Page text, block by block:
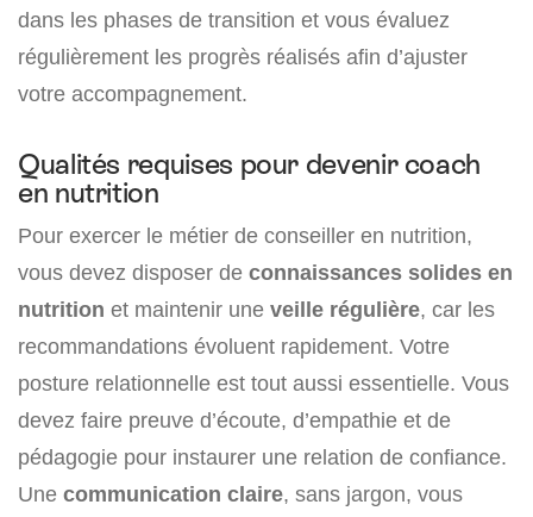
dans les phases de transition et vous évaluez
régulièrement les progrès réalisés afin d’ajuster
votre accompagnement.
Qualités requises pour devenir coach
en nutrition
Pour exercer le métier de conseiller en nutrition,
vous devez disposer de connaissances solides en
nutrition et maintenir une veille régulière, car les
recommandations évoluent rapidement. Votre
posture relationnelle est tout aussi essentielle. Vous
devez faire preuve d’écoute, d’empathie et de
pédagogie pour instaurer une relation de confiance.
Une communication claire, sans jargon, vous